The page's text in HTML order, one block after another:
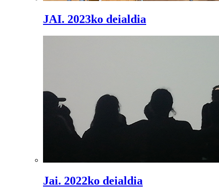
JAI. 2023ko deialdia
Jai. 2022ko deialdia